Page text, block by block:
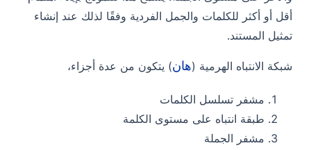
أقل أو أكثر للكلمات والجمل الفردية وفقًا لذلك عند إنشاء
تمثيل المستند.
شبكة الانتباه الهرمية (هان) يتكون من عدة أجزاء،
مشفر تسلسل الكلمات
طبقة انتباه على مستوى الكلمة
مشفر الجملة